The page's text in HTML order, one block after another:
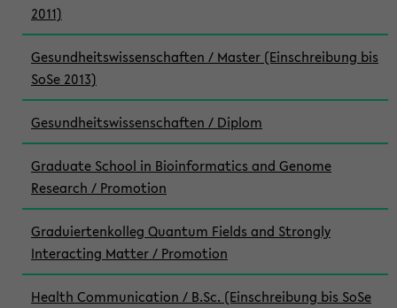
2011)
Gesundheitswissenschaften / Master (Einschreibung bis
SoSe 2013)
Gesundheitswissenschaften / Diplom
Graduate School in Bioinformatics and Genome
Research / Promotion
Graduiertenkolleg Quantum Fields and Strongly
Interacting Matter / Promotion
Health Communication / B.Sc. (Einschreibung bis SoSe